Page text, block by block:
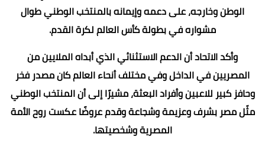
الوطن وخارجه، على دعمه وإيمانه بالمنتخب الوطني طوال
مشواره في بطولة كأس العالم لكرة القدم.
وأكد الاتحاد أن الدعم الاستثنائي الذي أبداه الملايين من
المصريين في الداخل وفي مختلف أنحاء العالم كان مصدر فخر
وحافز كبير للاعبين وأفراد البعثة، مشيرًا إلى أن المنتخب الوطني
مثّل مصر بشرف وعزيمة وشجاعة وقدم عروضًا عكست روح الأمة
المصرية وشخصيتها.